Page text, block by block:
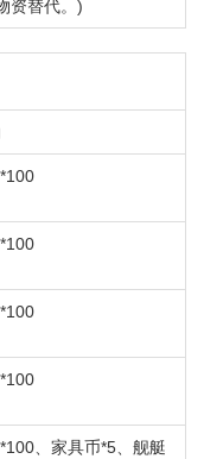
资替代。)
、家具币*5、舰艇